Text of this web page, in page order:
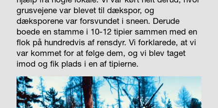
grus­vejene var blevet til dækspor, og
dæksporene var forsvundet i sneen. Derude
boede en stamme i 10-12 tipier sammen med en
flok på hundredvis af rensdyr. Vi forklarede, at vi
var kommet for at følge dem, og vi blev taget
imod og fik plads i en af tipierne.